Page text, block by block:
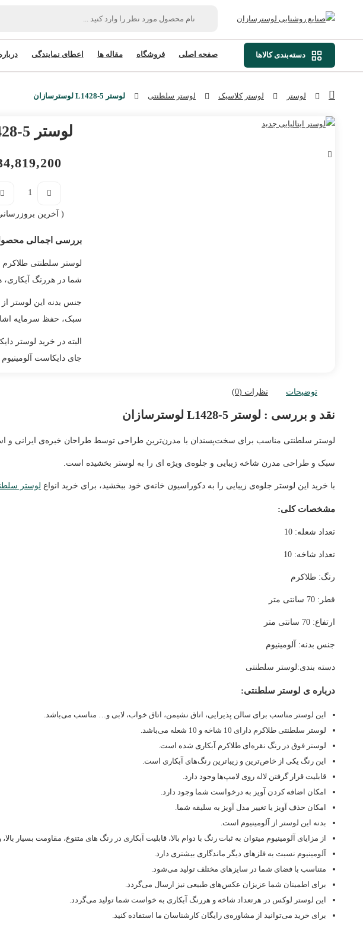
دسته‌بندی کالاها صفحه اصلی فروشگاه مقاله ها اعطای نمایندگی
لوستر لوستر کلاسیک لوستر سلطنتی لوستر L1428-5 لوسترسازان
لوستر L1428-5 لوسترسازان
( آخرین بروزرسانی : 23 خرداد,
بررسی اجمالی
شما در هررنگ آبکاری،
جنس بدنه این لوستر از
سبک، حفظ سرمایه
البته در خرید لوستر
جای دایکاست
توضیحات نظرات (0)
نقد و بررسی : لوستر L1428-5 لوسترسازان
لوستر سلطنتی مناسب برای سخت‌پسندان با مدرن‌ترین طراحی توسط طراحان خبره‌ی ایرانی و
سبک و طراحی مدرن شاخه زیبایی و جلوه‌ی ویژه ای را به لوستر بخشیده است.
با خرید این لوستر جلوه‌ی زیبایی را به دکوراسیون خانه‌ی خود ببخشید، برای خرید انواع لوستر
مشخصات کلی:
تعداد شعله: 10
تعداد شاخه: 10
رنگ: طلاکرم
قطر: 70 سانتی متر
ارتفاع: 70 سانتی متر
جنس بدنه: آلومینیوم
دسته بندی:لوستر سلطنتی
درباره ی لوستر سلطنتی:
این لوستر مناسب برای سالن پذیرایی، اتاق نشیمن، اتاق خواب، لابی و… مناسب می‌باشد.
لوستر سلطنتی طلاکرم دارای 10 شاخه و 10 شعله می‌باشد.
لوستر فوق در رنگ نقره‌ای طلاکرم آبکاری شده است.
این رنگ یکی از خاص‌ترین و زیباترین رنگ‌های آبکاری است.
قابلیت قرار گرفتن لاله روی لامپ‌ها وجود دارد.
امکان اضافه کردن آویز به درخواست شما وجود دارد.
امکان حذف آویز یا تغییر مدل آویز به سلیقه شما.
بدنه این لوستر از آلومینیوم است.
از مزایای آلومینیوم میتوان به ثبات رنگ با دوام بالا، قابلیت آبکاری در رنگ های متنوع، مقاومت بسیار
آلومینیوم نسبت به فلزهای دیگر ماندگاری بیشتری دارد.
متناسب با فضای شما در سایزهای مختلف تولید می‌شود.
برای اطمینان شما عزیزان عکس‌های طبیعی نیز ارسال می‌گردد.
این لوستر لوکس در هرتعداد شاخه و هررنگ آبکاری به خواست شما تولید می‌گردد.
برای خرید می‌توانید از مشاوره‌ی رایگان کارشناسان ما استفاده کنید.